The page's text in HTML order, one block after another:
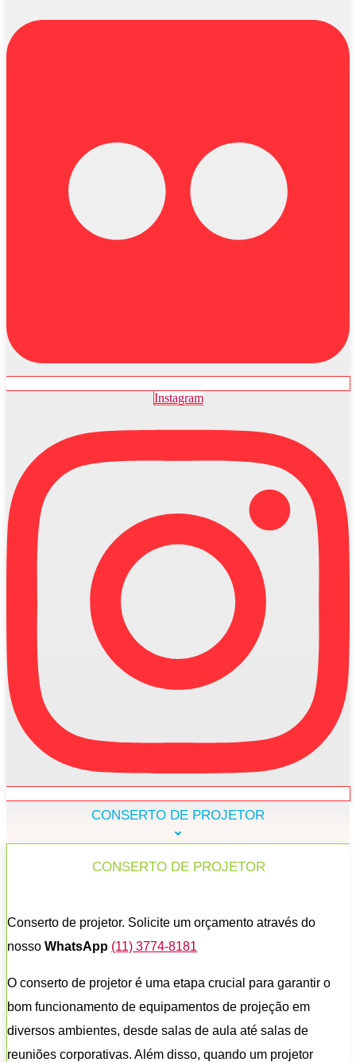
Instagram
CONSERTO DE PROJETOR
CONSERTO DE PROJETOR
Conserto de projetor. Solicite um orçamento através do
nosso WhatsApp (11) 3774-8181
O conserto de projetor é uma etapa crucial para garantir o
bom funcionamento de equipamentos de projeção em
diversos ambientes, desde salas de aula até salas de
reuniões corporativas. Além disso, quando um projetor